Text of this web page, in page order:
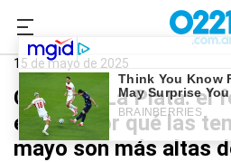
0221.com.ar
Clima
15 de mayo de 2025
Clima en La Plata: el
explica por qué las
mayo son más altas